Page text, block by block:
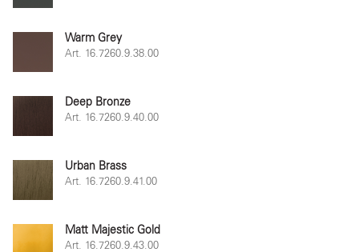
Warm Grey
Art. 16.7260.9.38.00
Deep Bronze
Art. 16.7260.9.40.00
Urban Brass
Art. 16.7260.9.41.00
Matt Majestic Gold
Art. 16.7260.9.43.00